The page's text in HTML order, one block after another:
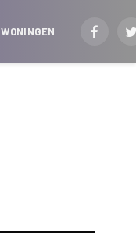
WONINGEN